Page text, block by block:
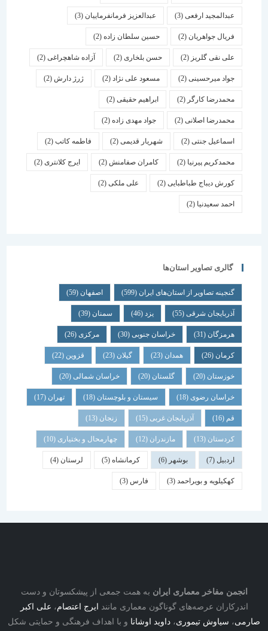
عبدالمجید ارفعی(3) عبدالعزیز فرمانفرماییان(3)
فریال جواهریان(2) حسین سلطان زاده(2)
علی نقی گلریز(2) حسن بلخاری(2) آزاده شاهچراغی(2)
جواد میرحسینی(2) مسعود علی نژاد(2) ژرژ دارش (2)
محمدرضا کارگر(2) ابراهیم حقیقی(2)
محمدرضا اصلانی(2) جواد مهدی زاده(2)
اسماعیل جنتی(2) شهریار قدیمی(2) فاطمه کاتب(2)
محمدکریم پیرنیا (2) کامران صفامنش(2) ایرج کلانتری (2)
کورش دیباج طباطبایی(2) علی ملکی(2)
احمد سعیدنیا (2)
گالری تصاویر استان‌ها
گنجینه تصاویر از استان‌های ایران(599) اصفهان (59)
آذربایجان شرقی(55) یزد سمنان (39)
هرمزگان(31) خراسان جنوبی(30) مرکزی (26)
همدان گیلان قزوین
خوزستان(20) گلستان (20) خراسان شمالی(20)
خراسان رضوی(18) سیستان و بلوچستان(18) تهران
آذربایجان غربی(15) زنجان
کردستان(13) مازندران(12) چهارمحال و بختیاری (10)
بوشهر کرمانشاه(5) لرستان (4)
کهکیلویه و بویراحمد(3) فارس
مفاخر معماری ایرانبه همت جمعی از پیشکسوتان و دست
عرصه‌های گوناگون معماری مانندایرج اعتصام،علی اکبر
،سیاوش تیموری،داوید اوشاناو با اهداف فرهنگی و حمایتی شکل